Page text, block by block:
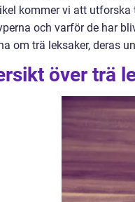
kommer vi att
och varför de har
om trä leksaker, deras
över trä